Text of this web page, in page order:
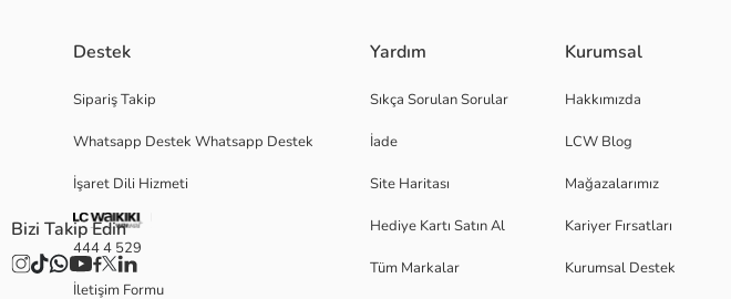
Satıcı:
Marka:
Cinsiyet:
Destek
Sipariş Takip
Whatsapp Destek Whatsapp Destek
İşaret Dili Hizmeti
444 4 529
İletişim Formu
Yardım
Sıkça Sorulan Sorular
İade
Site Haritası
Hediye Kartı Satın Al
Tüm Markalar
Kurumsal
Hakkımızda
LCW Blog
Mağazalarımız
Kariyer Fırsatları
Kurumsal Destek
Bizi Takip Edin